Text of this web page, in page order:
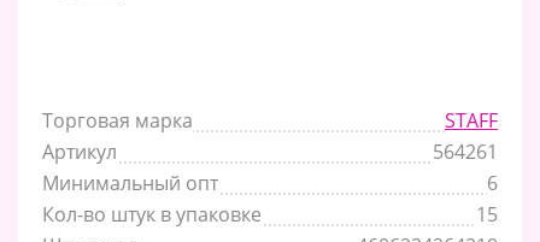
Торговая марка
STAFF
Артикул
564261
Минимальный опт
6
Кол-во штук в упаковке
15